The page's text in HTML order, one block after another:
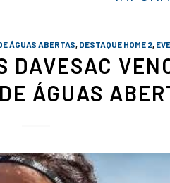
ÁGUAS ABERTAS, DESTAQUE HOME 2,
DAVESAC
ÁGUAS